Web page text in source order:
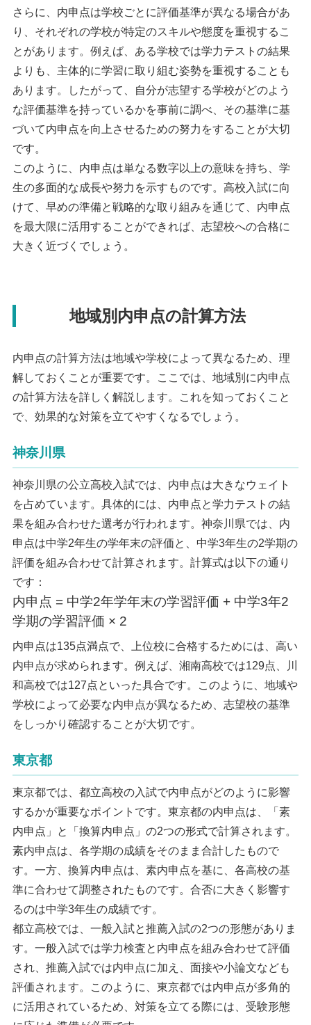
さらに、内申点は学校ごとに評価基準が異なる場合があ
り、それぞれの学校が特定のスキルや態度を重視するこ
とがあります。例えば、ある学校では学力テストの結果
よりも、主体的に学習に取り組む姿勢を重視することも
あります。したがって、自分が志望する学校がどのよう
な評価基準を持っているかを事前に調べ、その基準に基
づいて内申点を向上させるための努力をすることが大切
です。
このように、内申点は単なる数字以上の意味を持ち、学
生の多面的な成長や努力を示すものです。高校入試に向
けて、早めの準備と戦略的な取り組みを通じて、内申点
を最大限に活用することができれば、志望校への合格に
大きく近づくでしょう。
地域別内申点の計算方法
内申点の計算方法は地域や学校によって異なるため、理
解しておくことが重要です。ここでは、地域別に内申点
の計算方法を詳しく解説します。これを知っておくこと
で、効果的な対策を立てやすくなるでしょう。
神奈川県
神奈川県の公立高校入試では、内申点は大きなウェイト
を占めています。具体的には、内申点と学力テストの結
果を組み合わせた選考が行われます。神奈川県では、内
申点は中学2年生の学年末の評価と、中学3年生の2学期の
評価を組み合わせて計算されます。計算式は以下の通り
です：
内申点 = 中学2年学年末の学習評価 + 中学3年2
学期の学習評価 × 2
内申点は135点満点で、上位校に合格するためには、高い
内申点が求められます。例えば、湘南高校では129点、川
和高校では127点といった具合です。このように、地域や
学校によって必要な内申点が異なるため、志望校の基準
をしっかり確認することが大切です。
東京都
東京都では、都立高校の入試で内申点がどのように影響
するかが重要なポイントです。東京都の内申点は、「素
内申点」と「換算内申点」の2つの形式で計算されます。
素内申点は、各学期の成績をそのまま合計したもので
す。一方、換算内申点は、素内申点を基に、各高校の基
準に合わせて調整されたものです。合否に大きく影響す
るのは中学3年生の成績です。
都立高校では、一般入試と推薦入試の2つの形態がありま
す。一般入試では学力検査と内申点を組み合わせて評価
され、推薦入試では内申点に加え、面接や小論文なども
評価されます。このように、東京都では内申点が多角的
に活用されているため、対策を立てる際には、受験形態